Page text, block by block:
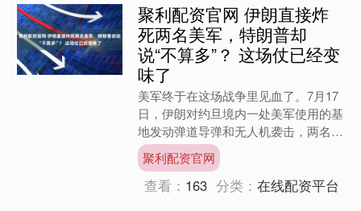
聚利配资官网 伊朗直接炸
死两名美军，特朗普却
说“不算多”？ 这场仗已经变
味了
美军终于在这场战争里见血了。7月17
日，伊朗对约旦境内一处美军使用的基
地发动弹道导弹和无人机袭击，两名美
军人员死亡，一人失踪。这是本轮美伊
战争爆发以来，美军首次....
聚利配资官网
查看： 163 分类：在线配资平台